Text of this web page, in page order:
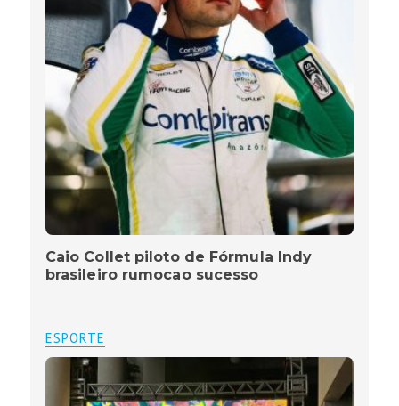
Caio Collet piloto de Fórmula Indy
brasileiro rumocao sucesso
ESPORTE